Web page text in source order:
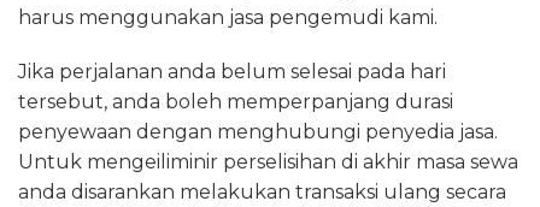
harus menggunakan jasa pengemudi kami.
Jika perjalanan anda belum selesai pada hari
tersebut, anda boleh memperpanjang durasi
penyewaan dengan menghubungi penyedia jasa.
Untuk mengeiliminir perselisihan di akhir masa sewa
anda disarankan melakukan transaksi ulang secara